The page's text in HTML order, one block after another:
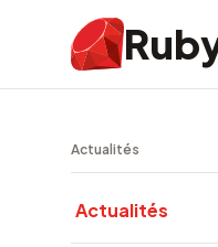
Actualités
Actualités